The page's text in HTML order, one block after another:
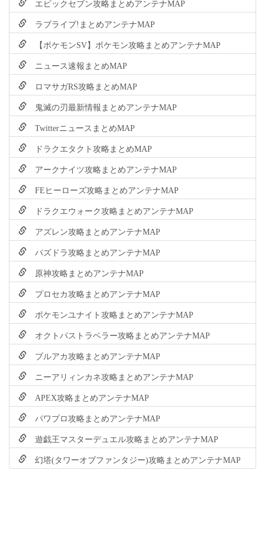
エピックセブン攻略まとめアンテナMAP
ラブライブ!まとめアンテナMAP
【ポケモンSV】ポケモン攻略まとめアンテナMAP
ニュース速報まとめMAP
ロマサガRS攻略まとめMAP
鬼滅の刃最新情報まとめアンテナMAP
TwitterニュースまとめMAP
ドラクエタクト攻略まとめMAP
アークナイツ攻略まとめアンテナMAP
FEヒーローズ攻略まとめアンテナMAP
ドラクエウォーク攻略まとめアンテナMAP
アズレン攻略まとめアンテナMAP
パズドラ攻略まとめアンテナMAP
原神攻略まとめアンテナMAP
プロセカ攻略まとめアンテナMAP
ポケモンユナイト攻略まとめアンテナMAP
オクトパストラベラー攻略まとめアンテナMAP
ブルアカ攻略まとめアンテナMAP
ニーアリィンカネ攻略まとめアンテナMAP
APEX攻略まとめアンテナMAP
パワプロ攻略まとめアンテナMAP
遊戯王マスターデュエル攻略まとめアンテナMAP
幻塔(タワーオブファンタジー)攻略まとめアンテナMAP